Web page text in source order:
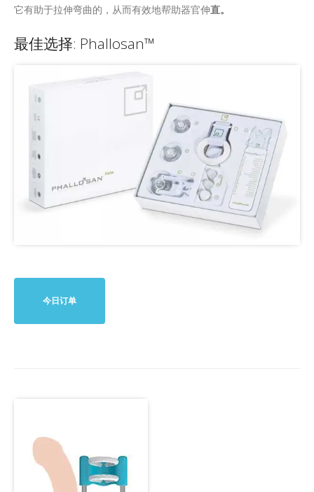
它有助于拉伸弯曲的，从而有效地帮助器官伸直。
最佳选择: Phallosan™
今日订单